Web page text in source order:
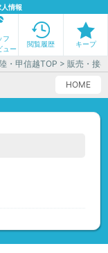
情報
フ
ュー
閲覧履歴 キープ
・甲信越TOP > 販売・接
HOME